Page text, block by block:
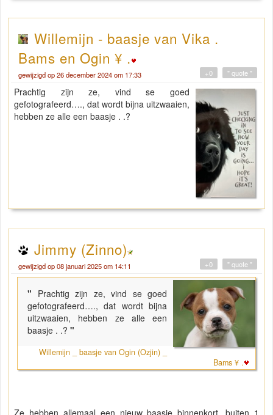
Willemijn - baasje van Vika .
Bams en Ogin ¥ .
gewijzigd op 26 december 2024 om 17:33 " quote "
+0
Prachtig zijn ze, vind se goed
gefotografeerd…., dat wordt bijna uitzwaaien,
hebben ze alle een baasje . .?
Jimmy (Zinno)
gewijzigd op 08 januari 2025 om 14:11 " quote "
+0
" Prachtig zijn ze, vind se goed
gefotografeerd…., dat wordt bijna
uitzwaaien, hebben ze alle een
baasje . .? "
Willemijn _ baasje van Ogin (Ozjin) _
Bams ¥ .
Ze hebben allemaal een nieuw baasje binnenkort, buiten 1